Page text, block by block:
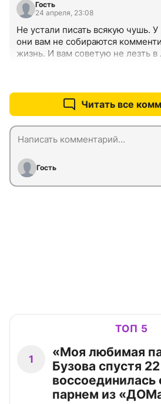
Гость
24 апреля, 23:08
Не устали писать всякую чушь.
они вам не собираются
жизнь. И вам советую не лезть
Читать все
Гость
ТОП 5
1
«Моя любимая
Бузова спустя
парнем из